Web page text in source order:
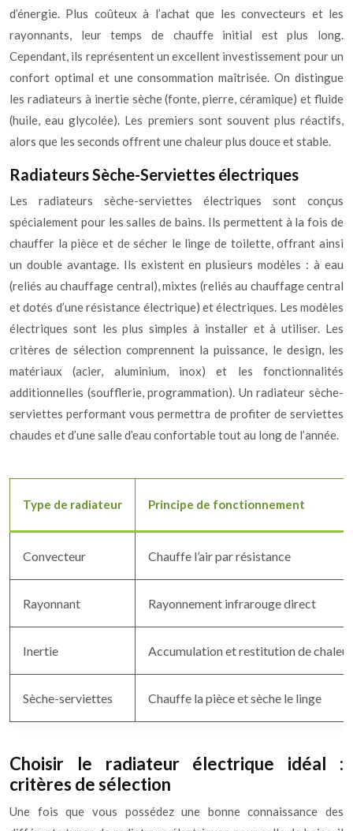
d’énergie. Plus coûteux à l’achat que les convecteurs et les
rayonnants, leur temps de chauffe initial est plus long.
Cependant, ils représentent un excellent investissement pour un
confort optimal et une consommation maîtrisée. On distingue
les radiateurs à inertie sèche (fonte, pierre, céramique) et fluide
(huile, eau glycolée). Les premiers sont souvent plus réactifs,
alors que les seconds offrent une chaleur plus douce et stable.
Radiateurs Sèche-Serviettes électriques
Les radiateurs sèche-serviettes électriques sont conçus
spécialement pour les salles de bains. Ils permettent à la fois de
chauffer la pièce et de sécher le linge de toilette, offrant ainsi
un double avantage. Ils existent en plusieurs modèles : à eau
(reliés au chauffage central), mixtes (reliés au chauffage central
et dotés d’une résistance électrique) et électriques. Les modèles
électriques sont les plus simples à installer et à utiliser. Les
critères de sélection comprennent la puissance, le design, les
matériaux (acier, aluminium, inox) et les fonctionnalités
additionnelles (soufflerie, programmation). Un radiateur sèche-
serviettes performant vous permettra de profiter de serviettes
chaudes et d’une salle d’eau confortable tout au long de l’année.
Type de radiateur Principe de fonctionnement
Convecteur Chauffe l’air par résistance
Rayonnant Rayonnement infrarouge direct
Inertie Accumulation et restitution de chaleur
Sèche-serviettes Chauffe la pièce et sèche le linge
Choisir le radiateur électrique idéal :
critères de sélection
Une fois que vous possédez une bonne connaissance des